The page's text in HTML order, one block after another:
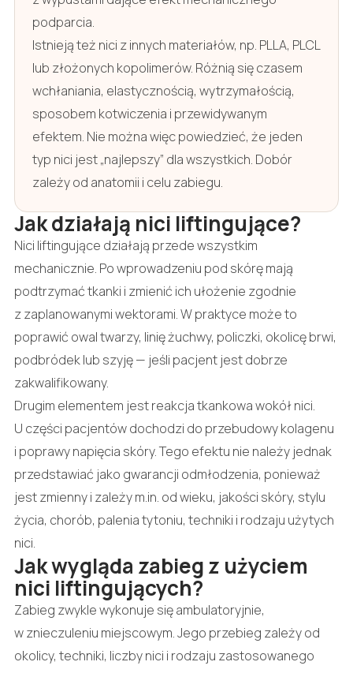
podparcia.
Istnieją też nici z innych materiałów, np. PLLA, PLCL
lub złożonych kopolimerów. Różnią się czasem
wchłaniania, elastycznością, wytrzymałością,
sposobem kotwiczenia i przewidywanym
efektem. Nie można więc powiedzieć, że jeden
typ nici jest „najlepszy” dla wszystkich. Dobór
zależy od anatomii i celu zabiegu.
Jak działają nici liftingujące?
Nici liftingujące działają przede wszystkim
mechanicznie. Po wprowadzeniu pod skórę mają
podtrzymać tkanki i zmienić ich ułożenie zgodnie
z zaplanowanymi wektorami. W praktyce może to
poprawić owal twarzy, linię żuchwy, policzki, okolicę brwi,
podbródek lub szyję — jeśli pacjent jest dobrze
zakwalifikowany.
Drugim elementem jest reakcja tkankowa wokół nici.
U części pacjentów dochodzi do przebudowy kolagenu
i poprawy napięcia skóry. Tego efektu nie należy jednak
przedstawiać jako gwarancji odmłodzenia, ponieważ
jest zmienny i zależy m.in. od wieku, jakości skóry, stylu
życia, chorób, palenia tytoniu, techniki i rodzaju użytych
nici.
Jak wygląda zabieg z użyciem
nici liftingujących?
Zabieg zwykle wykonuje się ambulatoryjnie,
w znieczuleniu miejscowym. Jego przebieg zależy od
okolicy, techniki, liczby nici i rodzaju zastosowanego